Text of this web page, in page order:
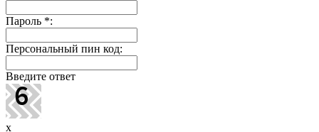
Пароль *:
Персональный пин код:
Введите ответ
x